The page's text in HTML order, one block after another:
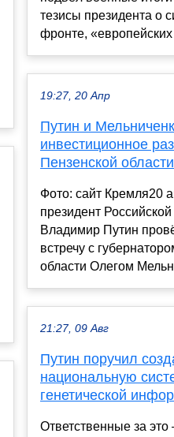
тезисы президента о
фронте,
19:27, 20 Апр
Путин и
инвестиционное
Пензенской области
Фото: сайт Кремля20
президент
Владимир Путин
встречу с
области Олегом
21:27, 09 Авг
Путин поручил
национальную
генетической
Ответственные за